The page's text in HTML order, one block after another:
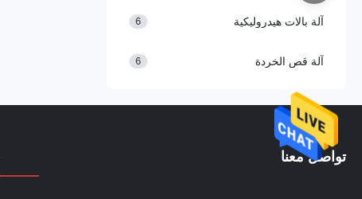
آلة بالات هيدروليكية 6
آلة قص الخردة 6
تواصل معنا